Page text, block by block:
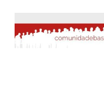
contenido